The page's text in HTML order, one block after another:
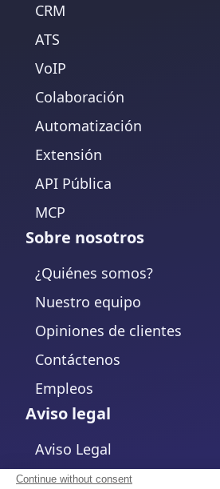
Continue without consent
CRM
ATS
VoIP
Colaboración
Automatización
Extensión
API Pública
MCP
Sobre nosotros
¿Quiénes somos?
Nuestro equipo
Opiniones de clientes
Contáctenos
Empleos
Aviso legal
Aviso Legal
Política de Privacidad